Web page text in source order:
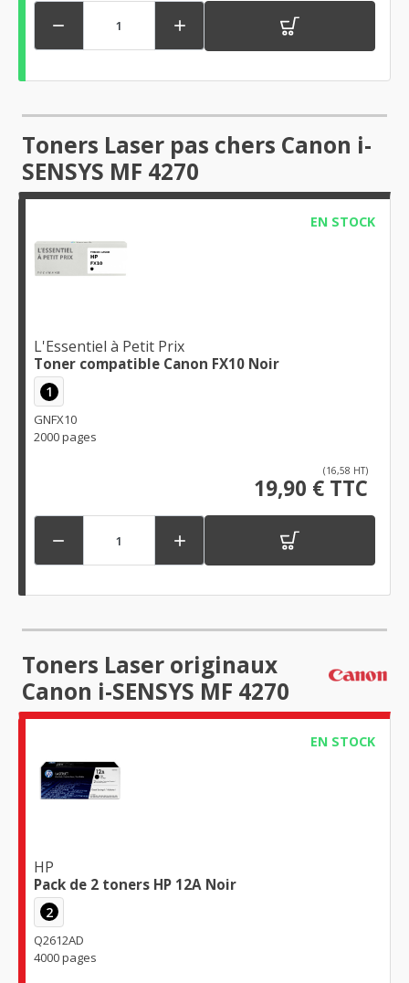
 
Toners Laser pas chers Canon i-
SENSYS MF 4270
EN STOCK
L'Essentiel à Petit Prix
Toner compatible Canon FX10 Noir
1
GNFX10
2000 pages
(16,58 HT)
19,90 € TTC
 
Toners Laser originaux
Canon i-SENSYS MF 4270
EN STOCK
HP
Pack de 2 toners HP 12A Noir
2
Q2612AD
4000 pages